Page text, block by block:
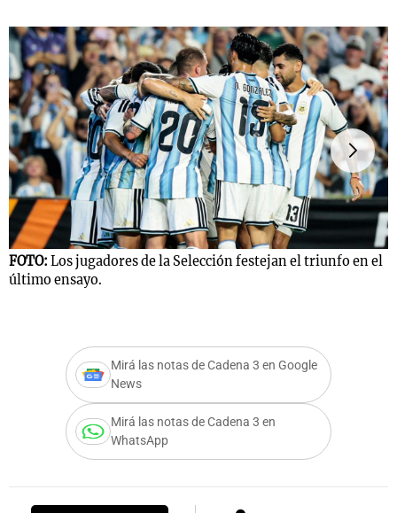
FOTO: Los jugadores de la Selección festejan el triunfo en el
último ensayo.
Mirá las notas de Cadena 3 en Google
News
Mirá las notas de Cadena 3 en
WhatsApp